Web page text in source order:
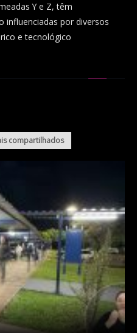
Y e Z, têm
influenciadas por diversos
e tecnológico
compartilhados